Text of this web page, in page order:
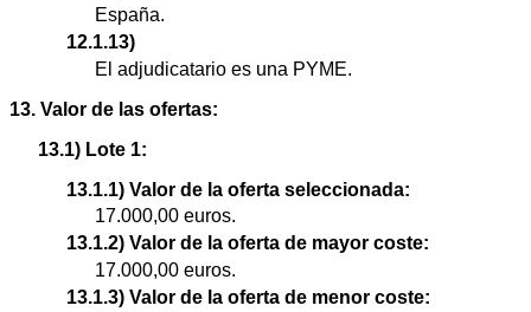
España.
12.1.13)
El adjudicatario es una PYME.
13. Valor de las ofertas:
13.1) Lote 1:
13.1.1) Valor de la oferta seleccionada:
17.000,00 euros.
13.1.2) Valor de la oferta de mayor coste:
17.000,00 euros.
13.1.3) Valor de la oferta de menor coste: